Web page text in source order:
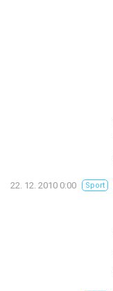
22. 12. 2010 0:00 Sport